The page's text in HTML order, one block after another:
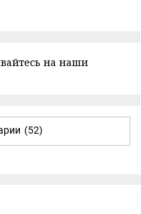
на наши
(52)